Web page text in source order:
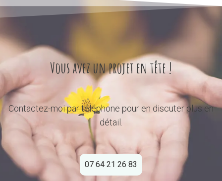
Vous avez un projet en tête !
Contactez-moi par téléphone pour en discuter plus en
détail.
07 64 21 26 83